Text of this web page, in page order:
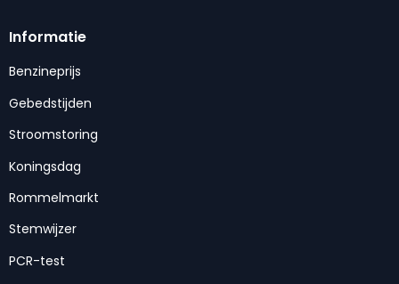
Informatie
Benzineprijs
Gebedstijden
Stroomstoring
Koningsdag
Rommelmarkt
Stemwijzer
PCR-test